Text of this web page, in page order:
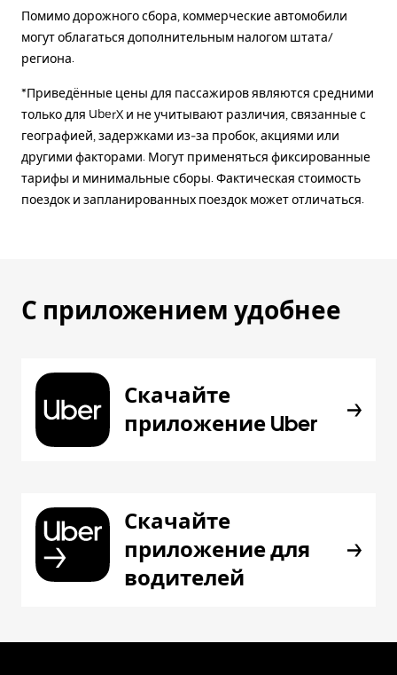
Помимо дорожного сбора, коммерческие автомобили
могут облагаться дополнительным налогом штата/
региона.
*Приведённые цены для пассажиров являются средними
только для UberX и не учитывают различия, связанные с
географией, задержками из-за пробок, акциями или
другими факторами. Могут применяться фиксированные
тарифы и минимальные сборы. Фактическая стоимость
поездок и запланированных поездок может отличаться.
С приложением удобнее
Скачайте
приложение Uber
Скачайте
приложение для
водителей